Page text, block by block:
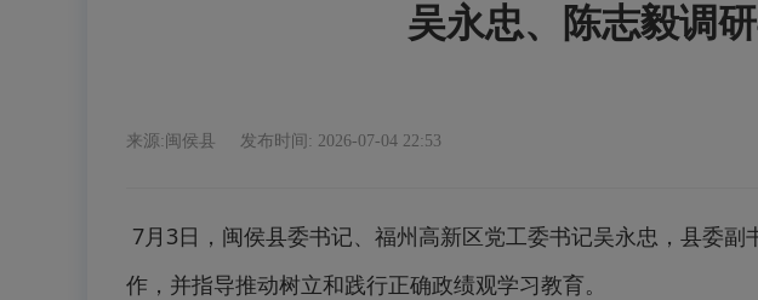
吴永忠、陈志毅调
来源:闽侯县 发布时间: 2026-07-04 22:53
7月3日，闽侯县委书记、福州高新区党工委书记吴永忠，县委
作，并指导推动树立和践行正确政绩观学习教育。